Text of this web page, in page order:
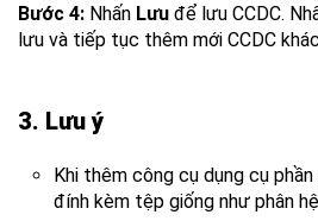
Bước 4: Nhấn Lưu để lưu CCDC.
lưu và tiếp tục thêm mới CCDC
3. Lưu ý
Khi thêm công cụ dụng cụ
đính kèm tệp giống như phân